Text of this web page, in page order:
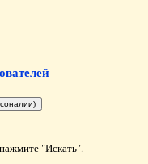
"Искать".